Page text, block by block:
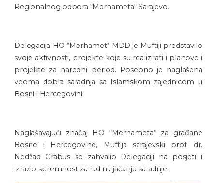
Regionalnog odbora “Merhameta“ Sarajevo.
Delegacija HO “Merhamet“ MDD je Muftiji predstavilo
svoje aktivnosti, projekte koje su realizirati i planove i
projekte za naredni period. Posebno je naglašena
veoma dobra saradnja sa Islamskom zajednicom u
Bosni i Hercegovini.
Naglašavajući značaj HO “Merhameta“ za građane
Bosne i Hercegovine, Muftija sarajevski prof. dr.
Nedžad Grabus se zahvalio Delegaciji na posjeti i
izrazio spremnost za rad na jačanju saradnje.